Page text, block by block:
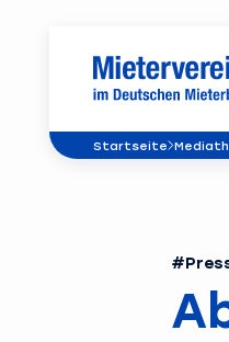
Startseite